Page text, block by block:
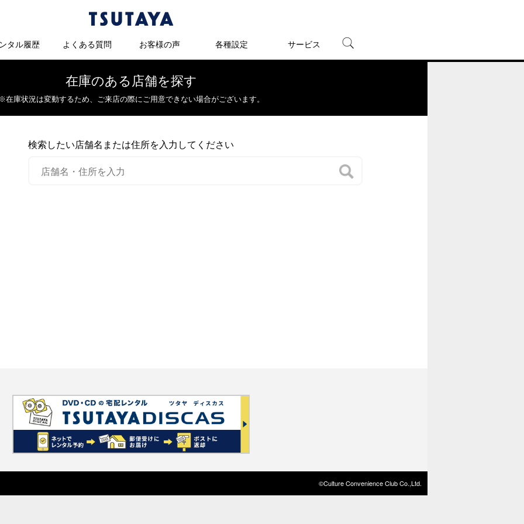
タル履歴 よくある質問 お客様の声 各種設定 サービス
在庫のある店舗を探す
在庫状況は変動するため、 ご来店の際にご用意できない場合がございます。
検索したい店舗名または住所を入力してください
©Culture Convenience Club Co.,Ltd.